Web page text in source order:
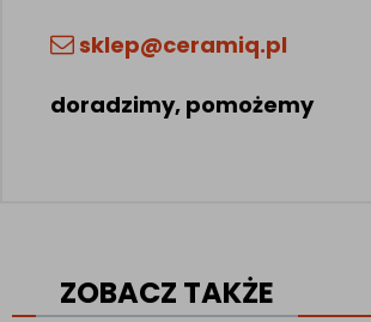
sklep@ceramiq.pl
doradzimy, pomożemy
ZOBACZ TAKŻE